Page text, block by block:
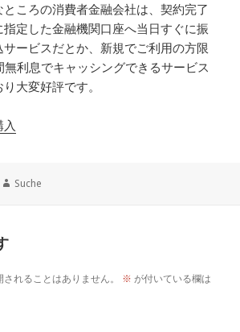
ころの消費者金融会社は、契約完了
指定した金融機関口座へ当日すぐに振
サービスだとか、新規でご利用の方限
無利息でキャッシングできるサービス
大変好評です。
作
Suche
れることはありません。 ※ が付いている欄は